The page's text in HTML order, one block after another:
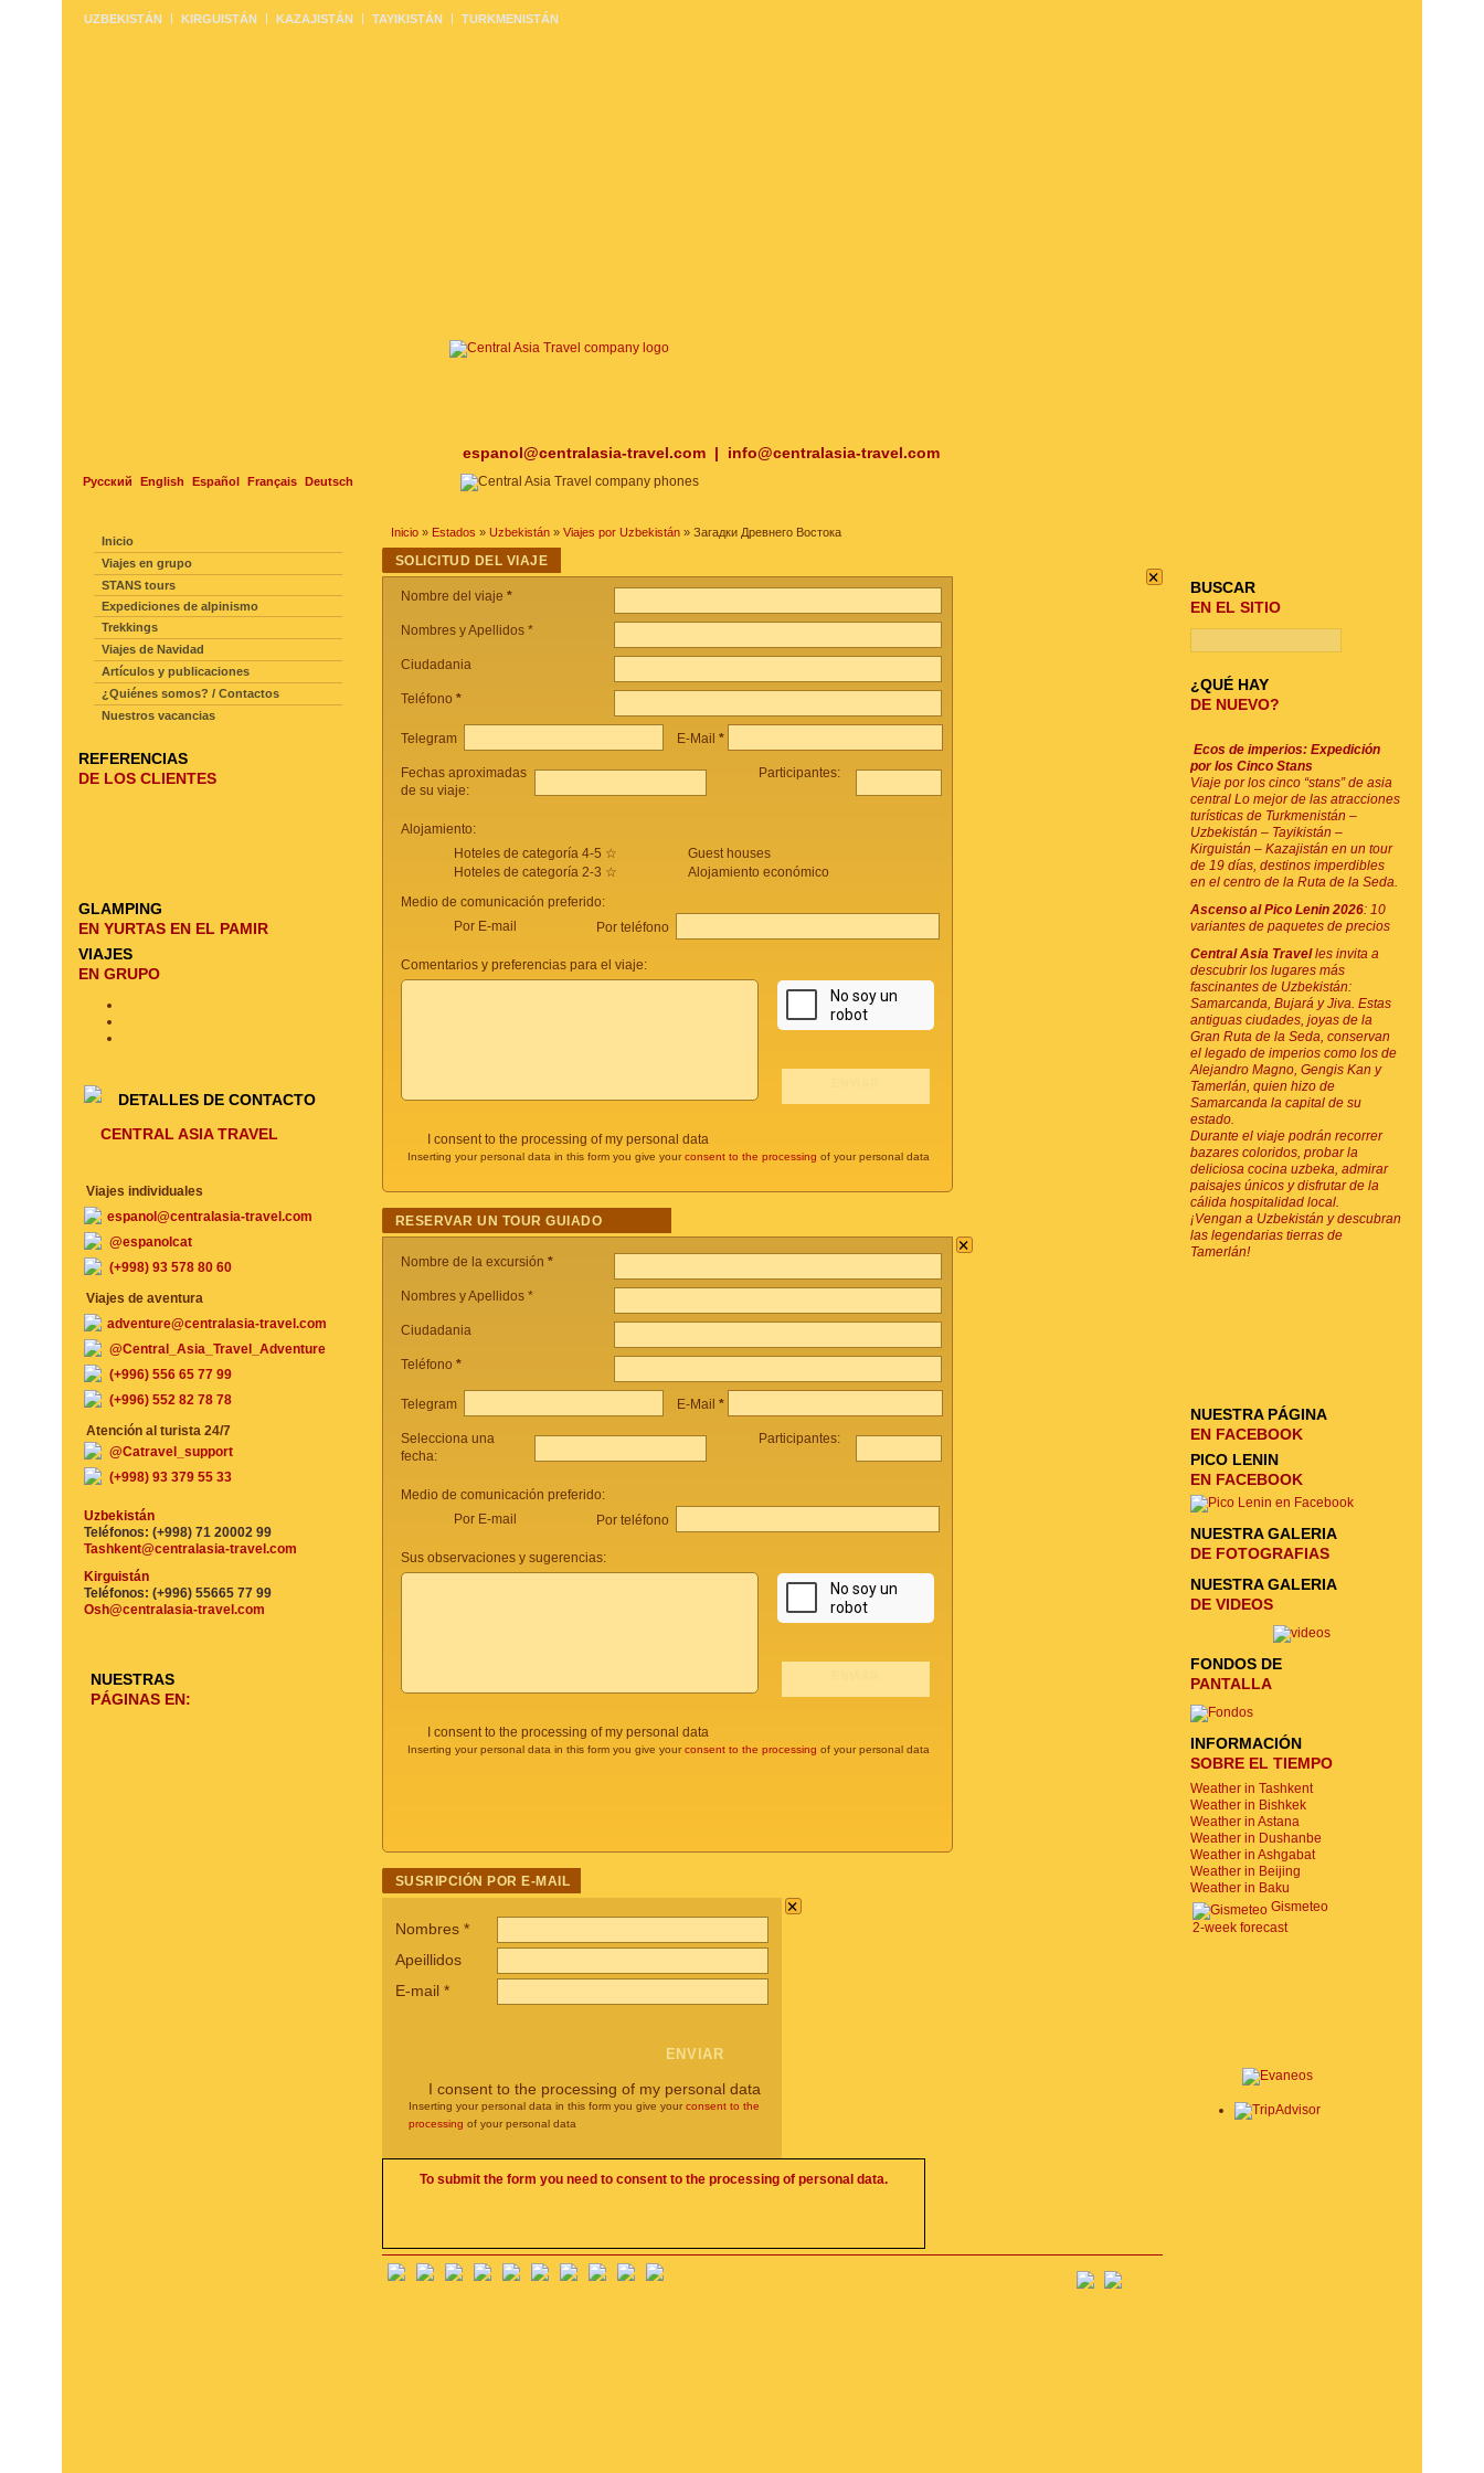
espanol@centralasia-travel.com | info@centralasia-travel.com
Русский English Español Français Deutsch
UZBEKISTÁN KIRGUISTÁN KAZAJISTÁN TAYIKISTÁN TURKMENISTÁN
Inicio » Estados » Uzbekistán » Viajes por Uzbekistán » Загадки Древнего Востока
SOLICITUD DEL VIAJE ×
Nombre del viaje *
Nombres y Apellidos *
Ciudadania
Teléfono *
Telegram E-Mail *
Fechas aproximadas
de su viaje:
Participantes:
Alojamiento:
Hoteles de categoría 4-5 ☆
Hoteles de categoría 2-3 ☆
Guest houses
Alojamiento económico
Medio de comunicación preferido:
Por E-mail
Por teléfono
Comentarios y preferencias para el viaje:
I consent to the processing of my personal data
Inserting your personal data in this form you give your consent to the processing of your personal data
RESERVAR UN TOUR GUIADO
×
Nombre de la excursión *
Nombres y Apellidos *
Ciudadania
Teléfono *
Telegram E-Mail *
Selecciona una
fecha:
Participantes:
Medio de comunicación preferido:
Por E-mail
Por teléfono
Sus observaciones y sugerencias:
I consent to the processing of my personal data
Inserting your personal data in this form you give your consent to the processing of your personal data
SUSRIPCIÓN POR E-MAIL
×
Nombres *
Apeillidos
E-mail *
I consent to the processing of my personal data
Inserting your personal data in this form you give your consent to the
processing of your personal data
To submit the form you need to consent to the processing of personal data.
Inicio
Viajes en grupo
STANS tours
Expediciones de alpinismo
Trekkings
Viajes de Navidad
Artículos y publicaciones
¿Quiénes somos? / Contactos
Nuestros vacancias
REFERENCIAS
DE LOS CLIENTES
GLAMPING
EN YURTAS EN EL PAMIR
VIAJES
EN GRUPO
DETALLES DE CONTACTO
CENTRAL ASIA TRAVEL
Viajes individuales
espanol@centralasia-travel.com
@espanolcat
(+998) 93 578 80 60
Viajes de aventura
adventure@centralasia-travel.com
@Central_Asia_Travel_Adventure
(+996) 556 65 77 99
(+996) 552 82 78 78
Atención al turista 24/7
@Catravel_support
(+998) 93 379 55 33
Uzbekistán
Teléfonos: (+998) 71 20002 99
Tashkent@centralasia-travel.com
Kirguistán
Teléfonos: (+996) 55665 77 99
Osh@centralasia-travel.com
NUESTRAS
PÁGINAS EN:
BUSCAR
EN EL SITIO
¿QUÉ HAY
DE NUEVO?
Ecos de imperios: Expedición
por los Cinco Stans
Viaje por los cinco “stans” de asia
central Lo mejor de las atracciones
turísticas de Turkmenistán –
Uzbekistán – Tayikistán –
Kirguistán – Kazajistán en un tour
de 19 días, destinos imperdibles
en el centro de la Ruta de la Seda.
Ascenso al Pico Lenin 2026: 10
variantes de paquetes de precios
Central Asia Travelles invita a
descubrir los lugares más
fascinantes de Uzbekistán:
Samarcanda, Bujará y Jiva. Estas
antiguas ciudades, joyas de la
Gran Ruta de la Seda, conservan
el legado de imperios como los de
Alejandro Magno, Gengis Kan y
Tamerlán, quien hizo de
Samarcanda la capital de su
estado.
Durante el viaje podrán recorrer
bazares coloridos, probar la
deliciosa cocina uzbeka, admirar
paisajes únicos y disfrutar de la
cálida hospitalidad local.
¡Vengan a Uzbekistán y descubran
las legendarias tierras de
Tamerlán!
NUESTRA PÁGINA
EN FACEBOOK
PICO LENIN
EN FACEBOOK
NUESTRA GALERIA
DE FOTOGRAFIAS
NUESTRA GALERIA
DE VIDEOS
FONDOS DE
PANTALLA
INFORMACIÓN
SOBRE EL TIEMPO
Weather in Tashkent
Weather in Bishkek
Weather in Astana
Weather in Dushanbe
Weather in Ashgabat
Weather in Beijing
Weather in Baku
Gismeteo
2-week forecast